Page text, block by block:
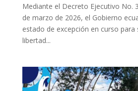
Mediante el Decreto Ejecutivo No.
de marzo de 2026, el Gobierno
estado de excepción en curso para
libertad...